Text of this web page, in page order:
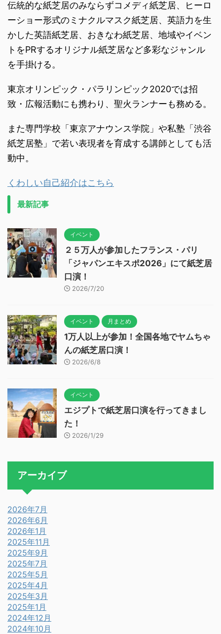
伝統的な紙芝居のみならずコメディ紙芝居、ヒーロ
ーショー形式のミナクルマスク紙芝居、英語力を生
かした英語紙芝居、おきなわ紙芝居、地域やイベン
トをPRするオリジナル紙芝居など多彩なジャンル
を手掛ける。
東京オリンピック・パラリンピック2020では招
致・広報活動にも携わり、聖火ランナーも務める。
また専門学校「東京アナウンス学院」や私塾「渋谷
紙芝居塾」で若い表現者を育成する講師としても活
動中。
くわしい自己紹介はこちら
最新記事
イベント
２５万人が参加したフランス・パリ
「ジャパンエキスポ2026」にて紙芝居
口演！
2026/7/20
イベント 月まとめ
1万人以上が参加！全国各地でヤムちゃ
んの紙芝居口演！
2026/6/8
イベント
エジプトで紙芝居口演を行ってきまし
た！
2026/1/29
アーカイブ
2026年7月
2026年6月
2026年1月
2025年11月
2025年9月
2025年7月
2025年5月
2025年4月
2025年3月
2025年1月
2024年12月
2024年10月